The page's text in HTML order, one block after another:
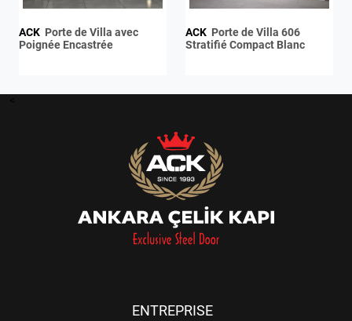
ACK
Poignée Encastrée
ACK
Stratifié Compact Blanc
ENTREPRISE